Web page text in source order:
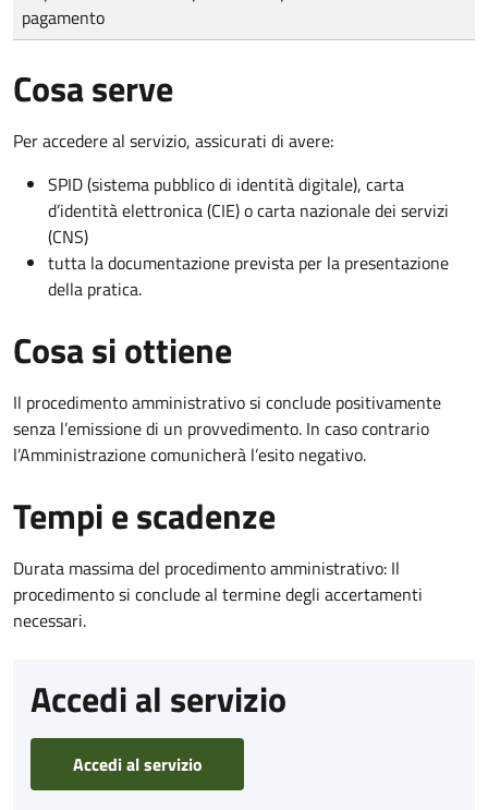
pagamento
Cosa serve
Per accedere al servizio, assicurati di avere:
SPID (sistema pubblico di identità digitale), carta
d’identità elettronica (CIE) o carta nazionale dei servizi
(CNS)
tutta la documentazione prevista per la presentazione
della pratica.
Cosa si ottiene
Il procedimento amministrativo si conclude positivamente
senza l’emissione di un provvedimento. In caso contrario
l’Amministrazione comunicherà l’esito negativo.
Tempi e scadenze
Durata massima del procedimento amministrativo: Il
procedimento si conclude al termine degli accertamenti
necessari.
Accedi al servizio
Accedi al servizio